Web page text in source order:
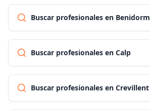
Buscar profesionales en Benidorm
Buscar profesionales en Calp
Buscar profesionales en Crevillent